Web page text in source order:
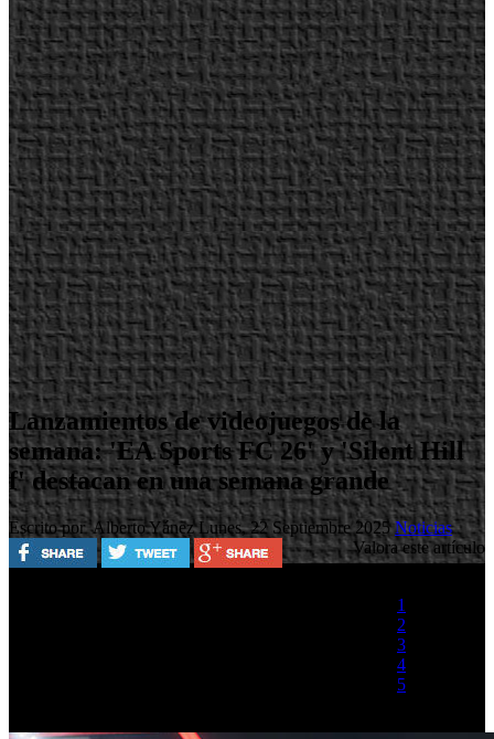
Lanzamientos de videojuegos de la
semana: 'EA Sports FC 26' y 'Silent Hill
f' destacan en una semana grande
Escrito por Alberto YánezLunes, 22 Septiembre 2025Noticias
Valora este artículo
1
2
3
4
5